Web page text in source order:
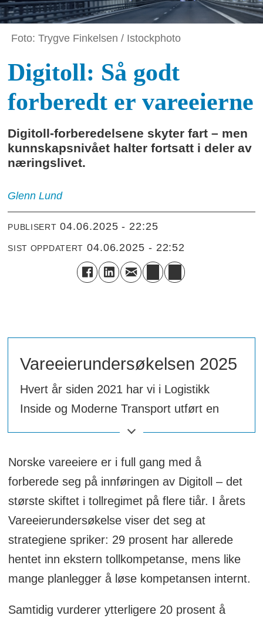
Foto: Trygve Finkelsen / Istockphoto
Digitoll: Så godt
forberedt er vareeierne
Digitoll-forberedelsene skyter fart – men
kunnskapsnivået halter fortsatt i deler av
næringslivet.
Glenn Lund
PUBLISERT 04.06.2025 - 22:25
SIST OPPDATERT 04.06.2025 - 22:52
Vareeierundersøkelsen 2025
Hvert år siden 2021 har vi i Logistikk
Inside og Moderne Transport utført en
årlig vareeierundersøkelse der vi stiller
logistikk og forsyningskjeder.
Undersøkelsen har hatt som mål å
kartlegge trender i logistikkbehov
og prioriteringer blant privateide vareeiere.
Fakta om undersøkelsen
rekke av landets største vareeiere.
Norske vareeiere er i full gang med å
forberede seg på innføringen av Digitoll – det
største skiftet i tollregimet på flere tiår. I årets
Vareeierundersøkelse viser det seg at
strategiene spriker: 29 prosent har allerede
hentet inn ekstern tollkompetanse, mens like
mange planlegger å løse kompetansen internt.
Samtidig vurderer ytterligere 20 prosent å